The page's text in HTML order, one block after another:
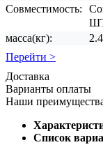
Совместимость:
масса(кг):
Перейти >
Доставка
Варианты оплаты
Наши
Список